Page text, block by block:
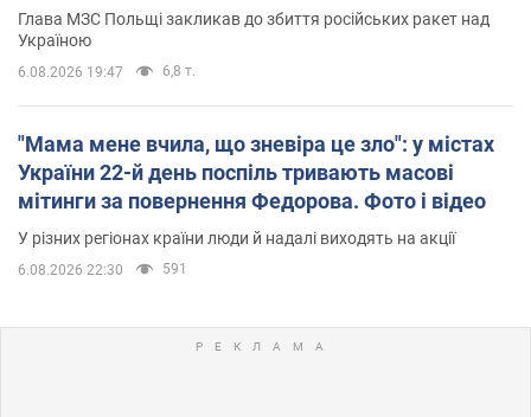
Глава МЗС Польщі закликав до збиття російських ракет над
Україною
6.08.2026 19:47 6,8 т.
"Мама мене вчила, що зневіра це зло": у містах
України 22-й день поспіль тривають масові
мітинги за повернення Федорова. Фото і відео
У різних регіонах країни люди й надалі виходять на акції
6.08.2026 22:30 591